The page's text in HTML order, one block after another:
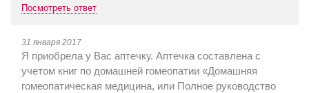
Посмотреть ответ
31 января 2017
Я приобрела у Вас аптечку. Аптечка составлена с
учетом книг по домашней гомеопатии «Домашняя
гомеопатическая медицина, или Полное руководство